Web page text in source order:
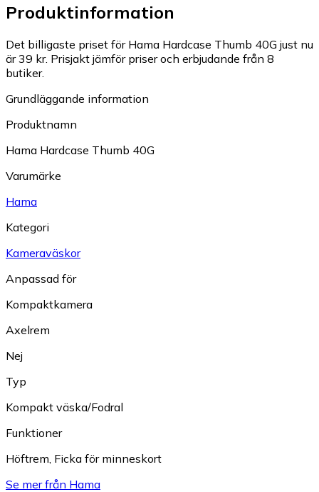
Produktinformation
Det billigaste priset för Hama Hardcase Thumb 40G just nu
är 39 kr. Prisjakt jämför priser och erbjudande från 8
butiker.
Grundläggande information
Produktnamn
Hama Hardcase Thumb 40G
Varumärke
Hama
Kategori
Kameraväskor
Anpassad för
Kompaktkamera
Axelrem
Nej
Typ
Kompakt väska/Fodral
Funktioner
Höftrem Ficka för minneskort
Se mer från Hama